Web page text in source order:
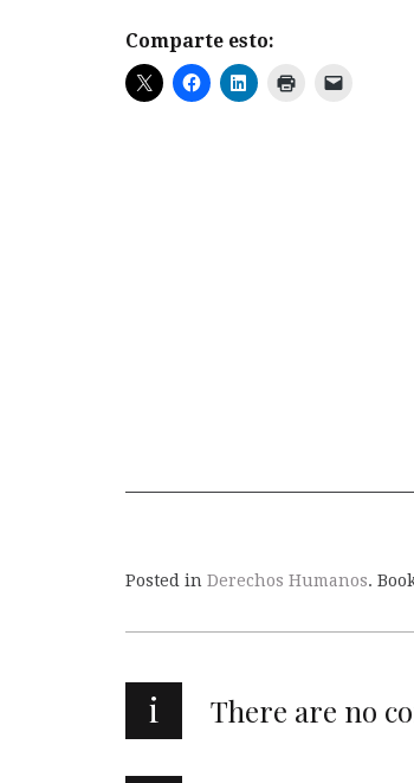
Comparte esto:
Posted in Derechos Humanos.
i There are no